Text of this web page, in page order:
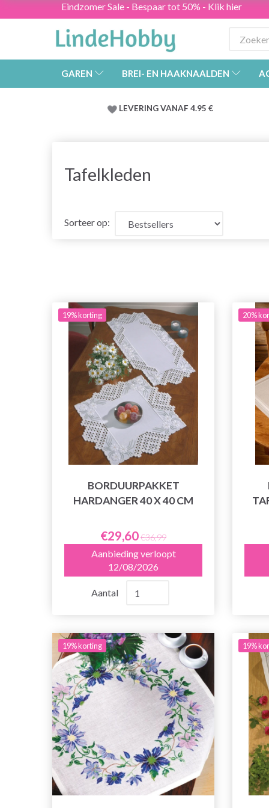
Eindzomer Sale - Bespaar tot 50% - Klik hier
GAREN BREI- EN HAAKNAALDEN
LEVERING VANAF 4.95 €
Tafelkleden
Sorteer op:
19% korting
BORDUURPAKKET
HARDANGER 40 X 40 CM
€29,60€36,99
Aanbieding verloopt
12/08/2026
Aantal
20%
19% korting 19%